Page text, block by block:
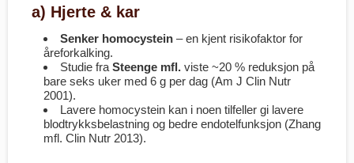
a) Hjerte & kar
Senker homocystein – en kjent risikofaktor for
åreforkalking.
Studie fra Steenge mfl. viste ~20 % reduksjon på
bare seks uker med 6 g per dag (Am J Clin Nutr
2001).
Lavere homocystein kan i noen tilfeller gi lavere
blodtrykks­belastning og bedre endotelfunksjon (Zhang
mfl. Clin Nutr 2013).